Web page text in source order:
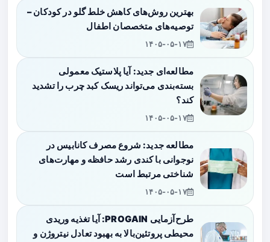
بهترین روش‌های کاهش خلط گلو در کودکان –
توصیه‌های متخصصان اطفال
۱۴۰۵-۰۵-۱۷
مطالعه‌ای جدید: آیا پلاستیک معمولی
بسته‌بندی می‌تواند ریسک کبد چرب را تشدید
کند؟
۱۴۰۵-۰۵-۱۷
مطالعه جدید: شروع مصرف کانابیس در
نوجوانی با کندی رشد حافظه و مهارت‌های
شناختی مرتبط است
۱۴۰۵-۰۵-۱۷
طرح‌آزمایی PROGAIN: آیا تغذیه وریدی
محیطی پروتئین‌بالا به بهبود تعادل نیتروژن و